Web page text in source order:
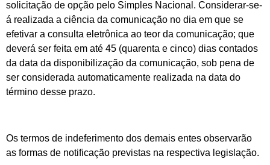
solicitação de opção pelo Simples Nacional. Considerar-se-
á realizada a ciência da comunicação no dia em que se
efetivar a consulta eletrônica ao teor da comunicação; que
deverá ser feita em até 45 (quarenta e cinco) dias contados
da data da disponibilização da comunicação, sob pena de
ser considerada automaticamente realizada na data do
término desse prazo.
Os termos de indeferimento dos demais entes observarão
as formas de notificação previstas na respectiva legislação.